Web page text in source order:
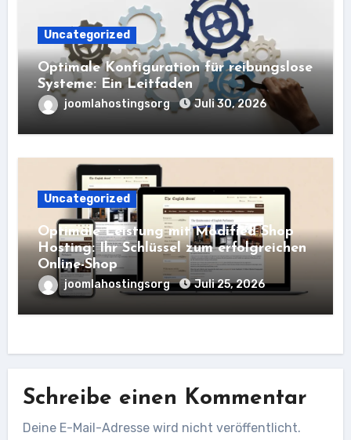
Uncategorized
Optimale Konfiguration für reibungslose
Systeme: Ein Leitfaden
joomlahostingsorg Juli 30, 2026
Uncategorized
Optimale Leistung mit Modified Shop
Hosting: Ihr Schlüssel zum erfolgreichen
Online-Shop
joomlahostingsorg Juli 25, 2026
Schreibe einen Kommentar
Deine E-Mail-Adresse wird nicht veröffentlicht.